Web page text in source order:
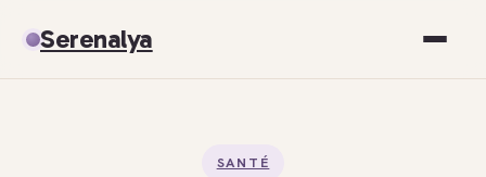
Serenalya
SANTÉ